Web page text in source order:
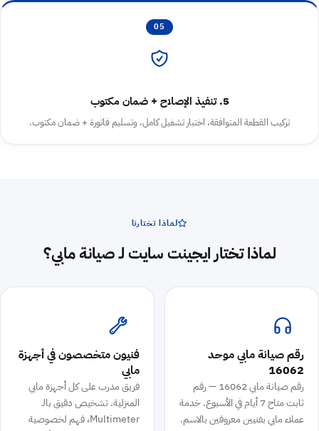
05
5. تنفيذ الإصلاح + ضمان مكتوب
تركيب القطعة المتوافقة، اختبار تشغيل كامل، وتسليم فاتورة + ضمان مكتوب.
لماذا تختارنا
لماذا تختار ايجينت سايت لـ صيانة مابي؟
رقم صيانة مابي موحد
16062
رقم صيانة مابي 16062 — رقم
ثابت متاح 7 أيام في الأسبوع. خدمة
عملاء مابي بفنيين معروفين بالاسم.
فنيون متخصصون في أجهزة
مابي
فريق مدرب على كل أجهزة مابي
المنزلية. تشخيص دقيق بالـ
Multimeter، فهم لخصوصية